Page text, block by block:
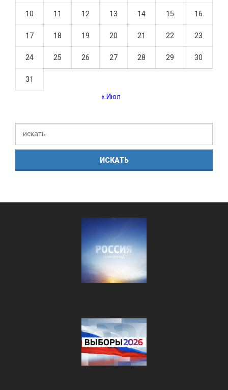
10 11 12 13 14 15 16
17 18 19 20 21 22 23
24 25 26 27 28 29 30
31
« Июл